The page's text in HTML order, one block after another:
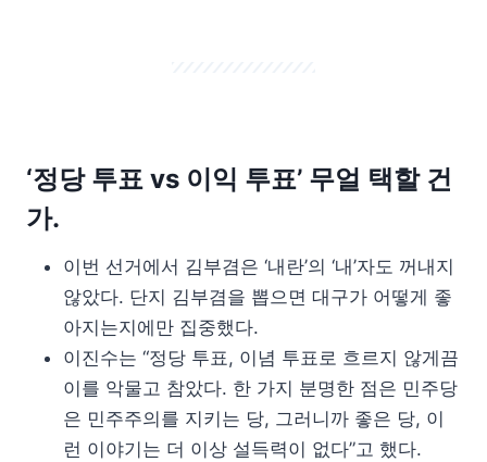
‘정당 투표 vs 이익 투표’ 무얼 택할 건
가.
이번 선거에서 김부겸은 ‘내란’의 ‘내’자도 꺼내지
않았다. 단지 김부겸을 뽑으면 대구가 어떻게 좋
아지는지에만 집중했다.
이진수는 “정당 투표, 이념 투표로 흐르지 않게끔
이를 악물고 참았다. 한 가지 분명한 점은 민주당
은 민주주의를 지키는 당, 그러니까 좋은 당, 이
런 이야기는 더 이상 설득력이 없다”고 했다.